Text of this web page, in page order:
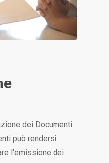
dei Documenti
può rendersi
l'emissione dei